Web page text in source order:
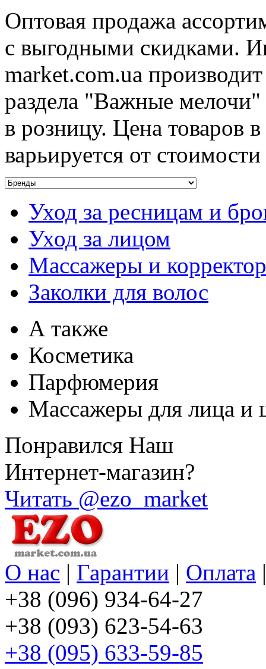
Оптовая продажа
с выгодными скидками.
market.com.ua
раздела "Важные
в розницу. Цена товаров
варьируется от
Уход за ресницам и
Уход за лицом
Массажеры и
Заколки для волос
А также
Косметика
Парфюмерия
Массажеры для лица и
Понравился Наш
Интернет-магазин?
Читать @ezo_market
О нас | Гарантии | Оплата
+38 (096) 934-64-27
+38 (093) 623-54-63
+38 (095) 633-59-85